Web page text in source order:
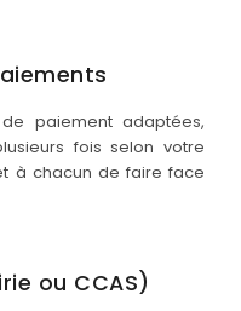
paiement adaptées,
fois selon votre
à chacun de faire face
ou CCAS)